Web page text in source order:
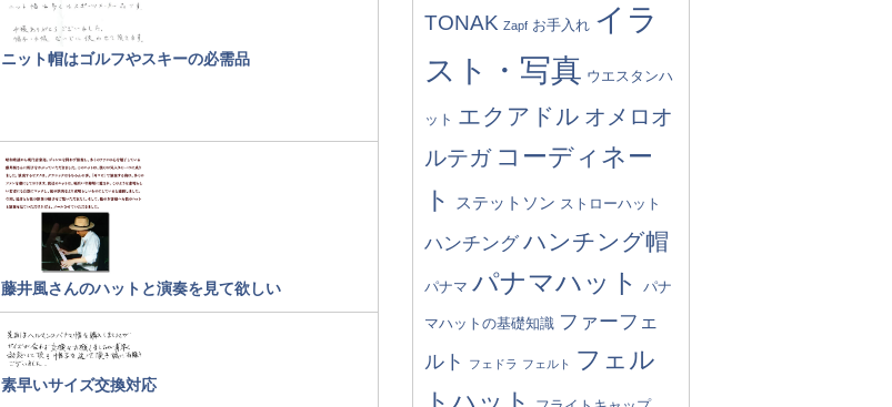
ニット帽はゴルフやスキーの必需品
藤井風さんのハットと演奏を見て欲しい
素早いサイズ交換対応
TONAK Zapf お手入れ イラ
スト・写真 ウエスタンハ
ット エクアドル オメロオ
ルテガ コーディネー
ト
ステットソン ストローハット
ハンチング ハンチング帽
パナマ パナマハット パナ
マハットの基礎知識 ファーフェ
ルト
フェドラ フェルト
フェル